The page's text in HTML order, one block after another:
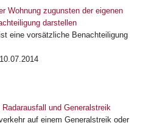
Wohnung zugunsten der eigenen
darstellen
eine vorsätzliche Benachteiligung
und Generalstreik
auf einem Generalstreik oder